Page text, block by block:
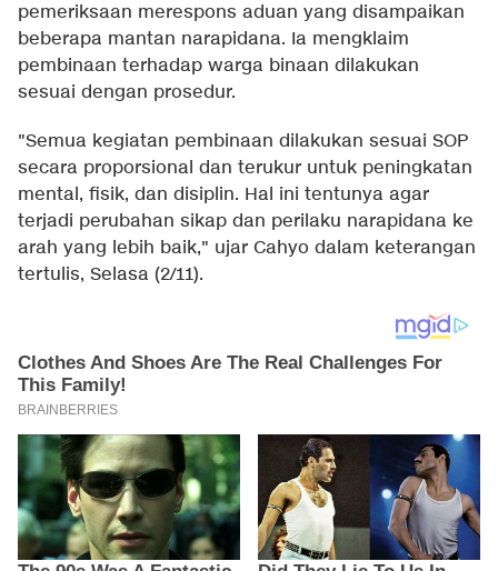
pemeriksaan merespons aduan yang disampaikan
beberapa mantan narapidana. Ia mengklaim
pembinaan terhadap warga binaan dilakukan
sesuai dengan prosedur.
"Semua kegiatan pembinaan dilakukan sesuai SOP
secara proporsional dan terukur untuk peningkatan
mental, fisik, dan disiplin. Hal ini tentunya agar
terjadi perubahan sikap dan perilaku narapidana ke
arah yang lebih baik," ujar Cahyo dalam keterangan
tertulis, Selasa (2/11).